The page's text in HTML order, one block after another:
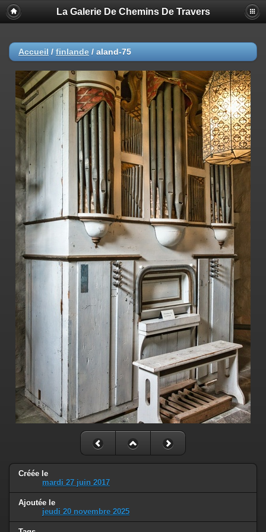
La Galerie De Chemins De Travers
Accueil / finlande / aland-75
Créée le
mardi 27 juin 2017
Ajoutée le
jeudi 20 novembre 2025